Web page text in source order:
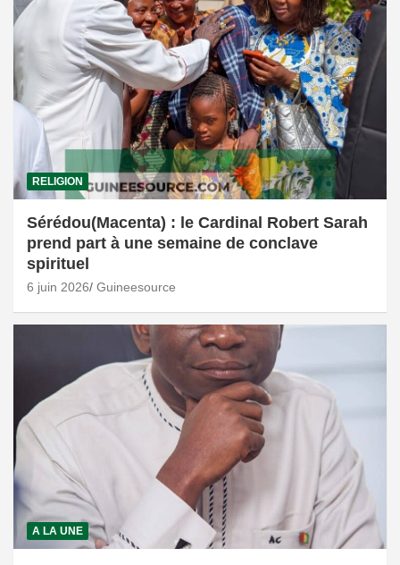
RELIGION
Sérédou(Macenta) : le Cardinal Robert Sarah
prend part à une semaine de conclave
spirituel
6 juin 2026 Guineesource
A LA UNE